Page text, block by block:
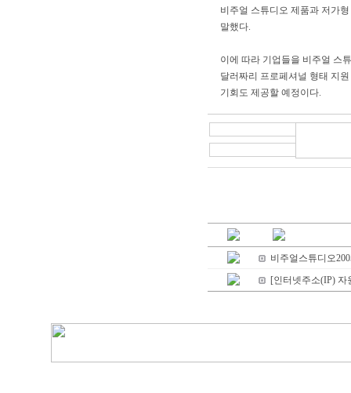
비주얼 스튜디오 제품과 저가
말했다.
이에 따라 기업들을 비주얼 스
달러짜리 프로페셔널 형태 지
기회도 제공할 예정이다.
비주얼스튜디오
[인터넷주소(IP) 자